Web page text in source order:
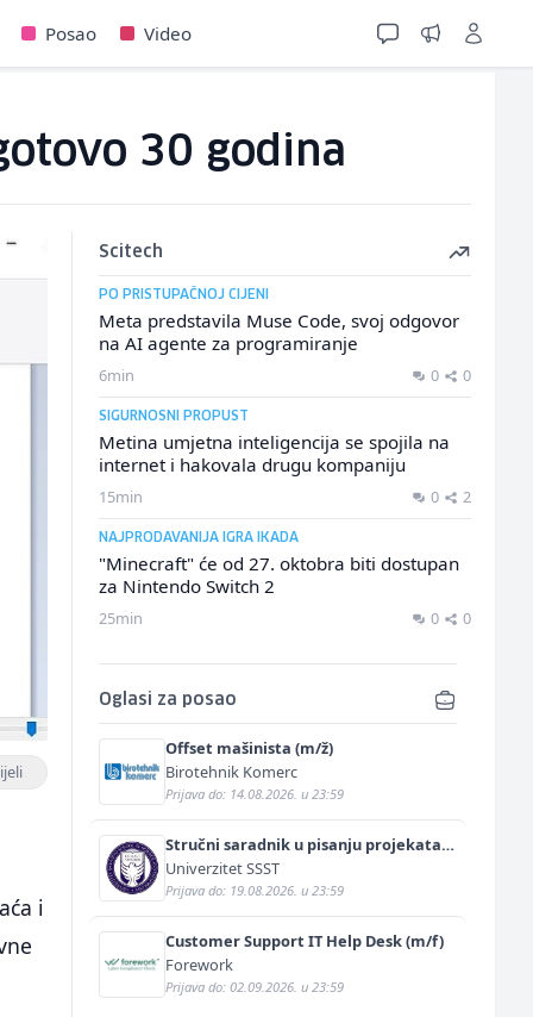
Posao Video
30 godina
i
Scitech
PO PRISTUPAČNOJ CIJENI
Meta predstavila Muse Code, svoj odgovor
na AI agente za programiranje
6min 0 0
SIGURNOSNI PROPUST
Metina umjetna inteligencija se spojila na
internet i hakovala drugu kompaniju
15min 0 2
NAJPRODAVANIJA IGRA IKADA
"Minecraft" će od 27. oktobra biti dostupan
za Nintendo Switch 2
25min 0 0
Oglasi za posao
Offset mašinista (m/ž)
Birotehnik Komerc
Prijava do: 14.08.2026. u 23:59
Stručni saradnik u pisanju projekata
(m/ž)
Univerzitet SSST
Prijava do: 19.08.2026. u 23:59
Customer Support IT Help Desk (m/f)
Forework
Prijava do: 02.09.2026. u 23:59